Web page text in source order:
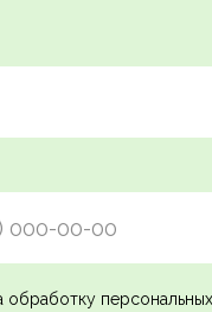
обработку